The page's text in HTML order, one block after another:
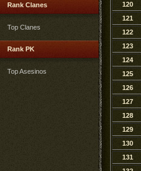
Rank Clanes
Top Clanes
Rank PK
Top Asesinos
120
121
122
123
124
125
126
127
128
129
130
131